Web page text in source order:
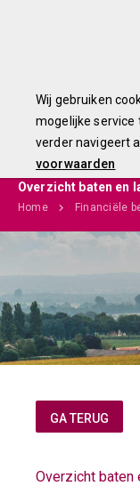
Overzicht baten en
Home Financiële
Overzicht baten
Wij gebruiken
mogelijke service
verder navigeert
voorwaarden